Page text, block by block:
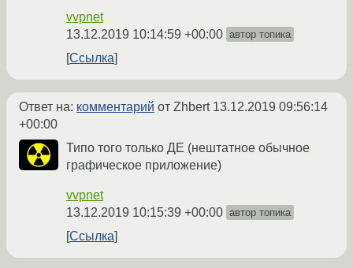
vvpnet
13.12.2019 10:14:59 +00:00 автор топика
Ссылка
Ответ на: комментарий от Zhbert 13.12.2019 09:56:14
+00:00
Типо того только ДЕ (нештатное обычное
графическое приложение)
vvpnet
13.12.2019 10:15:39 +00:00 автор топика
Ссылка